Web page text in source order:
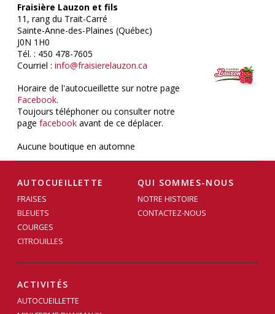
Fraisière Lauzon et fils
11, rang du Trait-Carré
Sainte-Anne-des-Plaines (Québec)
J0N 1H0
Tél. : 450 478-7605
Courriel : info@fraisierelauzon.ca
Horaire de l'autocueillette sur notre page
Facebook.
Toujours téléphoner ou consulter notre
page facebook avant de ce déplacer.
Aucune boutique en automne
AUTOCUEILLETTE
FRAISES
BLEUETS
COURGES
CITROUILLES
QUI SOMMES-NOUS
NOTRE HISTOIRE
CONTACTEZ-NOUS
ACTIVITÉS
AUTOCUEILLETTE